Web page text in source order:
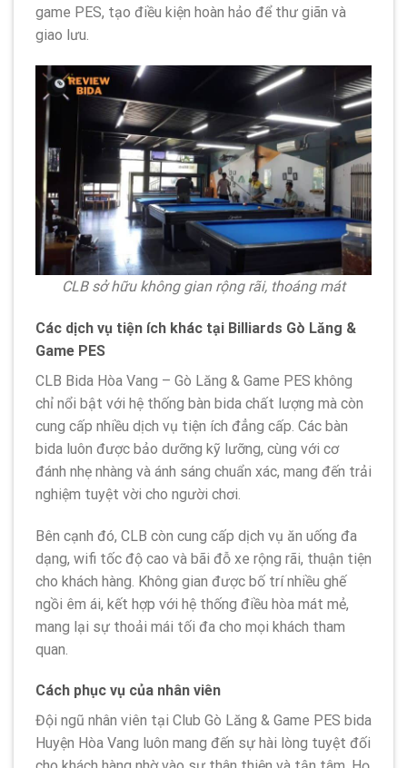
game PES, tạo điều kiện hoàn hảo để thư giãn và
giao lưu.
CLB sở hữu không gian rộng rãi, thoáng mát
Các dịch vụ tiện ích khác tại Billiards Gò Lăng &
Game PES
CLB Bida Hòa Vang – Gò Lăng & Game PES không
chỉ nổi bật với hệ thống bàn bida chất lượng mà còn
cung cấp nhiều dịch vụ tiện ích đẳng cấp. Các bàn
bida luôn được bảo dưỡng kỹ lưỡng, cùng với cơ
đánh nhẹ nhàng và ánh sáng chuẩn xác, mang đến trải
nghiệm tuyệt vời cho người chơi.
Bên cạnh đó, CLB còn cung cấp dịch vụ ăn uống đa
dạng, wifi tốc độ cao và bãi đỗ xe rộng rãi, thuận tiện
cho khách hàng. Không gian được bố trí nhiều ghế
ngồi êm ái, kết hợp với hệ thống điều hòa mát mẻ,
mang lại sự thoải mái tối đa cho mọi khách tham
quan.
Cách phục vụ của nhân viên
Đội ngũ nhân viên tại Club Gò Lăng & Game PES bida
Huyện Hòa Vang luôn mang đến sự hài lòng tuyệt đối